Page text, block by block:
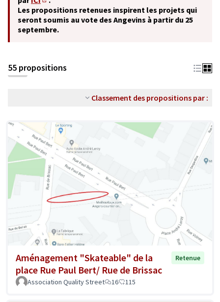
(S'ouvre dans un nouvel onglet)
Les propositions retenues inspirent les projets qui
seront soumis au vote des Angevins à partir du 25
septembre.
55 propositions
Classement des propositions par :
Aménagement "Skateable" de la
place Rue Paul Bert/ Rue de Brissac
Retenue
Association Quality Street 16 115